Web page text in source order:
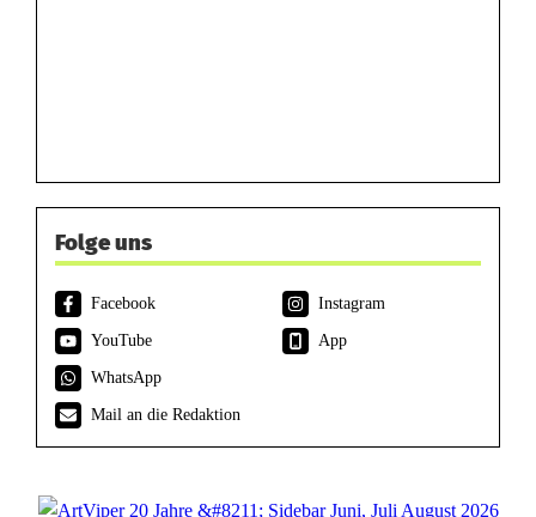
Folge uns
Facebook
Instagram
YouTube
App
WhatsApp
Mail an die Redaktion